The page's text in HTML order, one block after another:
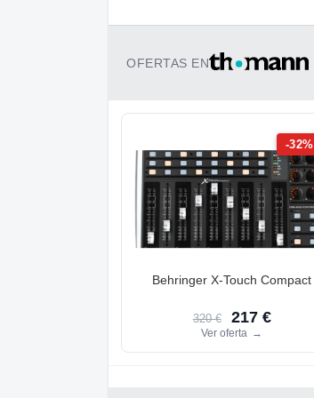
OFERTAS EN
-32%
Behringer X-Touch Compact
320 € 217 €
Ver oferta →